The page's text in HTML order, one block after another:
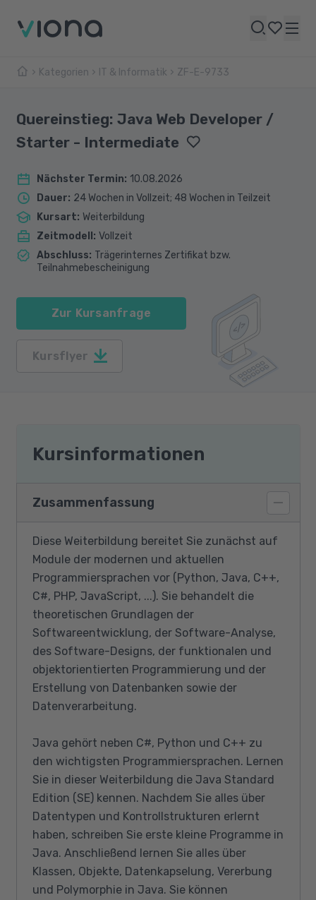
Kategorien IT & Informatik ZF-E-9733
Quereinstieg: Java Web Developer /
Starter - Intermediate
Nächster Termin: 10.08.2026
Dauer: 24 Wochen in Vollzeit; 48 Wochen in Teilzeit
Kursart: Weiterbildung
Zeitmodell : Vollzeit
Abschluss: Trägerinternes Zertifikat bzw.
Teilnahmebescheinigung
Zur Kursanfrage
Kursflyer
Kursinformationen
Zusammenfassung
Diese Weiterbildung bereitet Sie zunächst auf
Module der modernen und aktuellen
Programmiersprachen vor (Python, Java, C++,
C#, PHP, JavaScript, ...). Sie behandelt die
theoretischen Grundlagen der
Softwareentwicklung, der Software-Analyse,
des Software-Designs, der funktionalen und
objektorientierten Programmierung und der
Erstellung von Datenbanken sowie der
Datenverarbeitung.
Java gehört neben C#, Python und C++ zu
den wichtigsten Programmiersprachen. Lernen
Sie in dieser Weiterbildung die Java Standard
Edition (SE) kennen. Nachdem Sie alles über
Datentypen und Kontrollstrukturen erlernt
haben, schreiben Sie erste kleine Programme in
Java. Anschließend lernen Sie alles über
Klassen, Objekte, Datenkapselung, Vererbung
und Polymorphie in Java. Sie können